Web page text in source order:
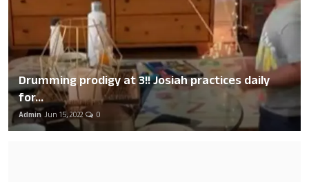
Drumming prodigy at 3!! Josiah practices daily
for...
Admin Jun 15, 2022 0